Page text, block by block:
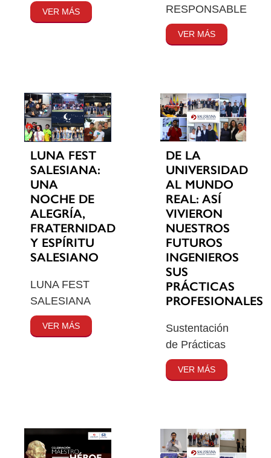
VER MÁS
RESPONSABLE
VER MÁS
LUNA FEST
SALESIANA:
UNA
NOCHE DE
ALEGRÍA,
FRATERNIDAD
Y ESPÍRITU
SALESIANO
LUNA FEST
SALESIANA
VER MÁS
DE LA
UNIVERSIDAD
AL MUNDO
REAL: ASÍ
VIVIERON
NUESTROS
FUTUROS
INGENIEROS
SUS
PRÁCTICAS
PROFESIONALES
Sustentación
de Prácticas
VER MÁS